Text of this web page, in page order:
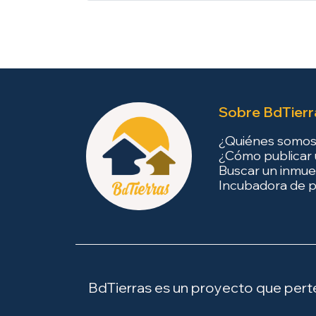
Sobre
¿Quiénes
¿Cómo
Buscar un
Incubadora de
BdTierras es un proyecto que